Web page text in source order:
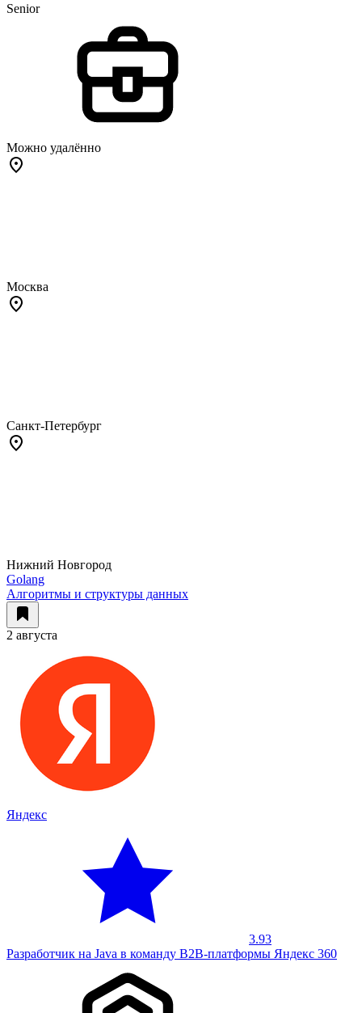
Senior
Можно удалённо
Москва
Санкт-Петербург
Нижний Новгород
Golang
Алгоритмы и структуры данных
2 августа
Яндекс
3.93
Разработчик на Java в команду B2B-платформы Яндекс 360